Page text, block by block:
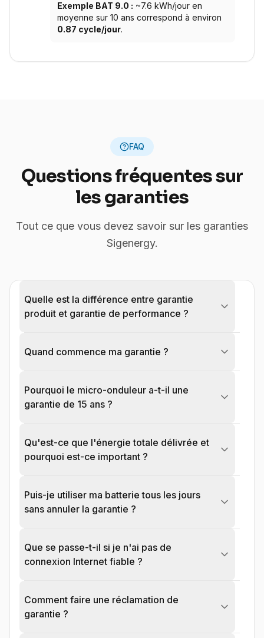
Exemple BAT 9.0 : ~7.6 kWh/jour en
moyenne sur 10 ans correspond à environ
0.87 cycle/jour.
FAQ
Questions fréquentes sur
les garanties
Tout ce que vous devez savoir sur les garanties
Sigenergy.
Quelle est la différence entre garantie
produit et garantie de performance ?
Quand commence ma garantie ?
Pourquoi le micro-onduleur a-t-il une
garantie de 15 ans ?
Qu'est-ce que l'énergie totale délivrée et
pourquoi est-ce important ?
Puis-je utiliser ma batterie tous les jours
sans annuler la garantie ?
Que se passe-t-il si je n'ai pas de
connexion Internet fiable ?
Comment faire une réclamation de
garantie ?